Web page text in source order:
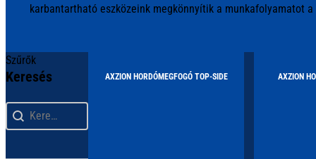
karbantartható eszközeink megkönnyítik a munkafolyamatot
Szűrők
Keresés
Keresés
Keresés
AXZION HORDÓMEGFOGÓ TOP-SIDE AXZION